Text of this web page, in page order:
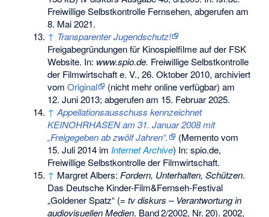
Freiwillige Selbstkontrolle Fernsehen, abgerufen am
8. Mai 2021.
↑ Transparenter Jugendschutz!
Freigabegründungen für Kinospielfilme auf der FSK
Website. In: www.spio.de. Freiwillige Selbstkontrolle
der Filmwirtschaft e. V., 26. Oktober 2010, archiviert
vomOriginal
(nicht mehr online verfügbar) am
12. Juni 2013; abgerufen am 15. Februar 2025.
↑ Appellationsausschuss kennzeichnet
KEINOHRHASEN am 31. Januar 2008 mit
„Freigegeben ab zwölf Jahren“.
(Mementovom
15. Juli 2014 im Internet Archive) In: spio.de,
Freiwillige Selbstkontrolle der Filmwirtschaft.
↑ Margret Albers: Fordern, Unterhalten, Schützen.
Das Deutsche Kinder-Film&Fernseh-Festival
„Goldener Spatz“ (=tv diskurs – Verantwortung in
audiovisuellen Medien. Band2/2002, Nr.20). 2002,